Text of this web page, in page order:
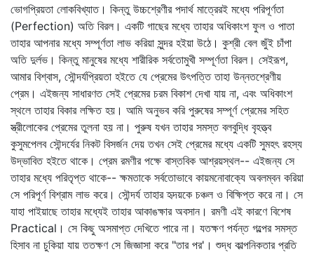
ভোগপ্রিয়তা লোকবিখ্যাত। কিন্তু উচ্চশ্রেণীর পদার্থ মাত্রেরই মধ্যে পরিপূর্ণতা
(Perfection) অতি বিরল। একটি গাছের মধ্যে তাহার অধিকাংশ ফুল ও পাতা
তাহার আপনার মধ্যে সম্পূর্ণতা লাভ করিয়া সুন্দর হইয়া উঠে। কুশ্রী বেল জুঁই চাঁপা
অতি দুর্লভ। কিন্তু মানুষের মধ্যে শারীরিক সর্বতোমুখী সম্পূর্ণতা বিরল। সেইরূপ,
আমার বিশ্বাস, সৌন্দর্যপ্রিয়তা হইতে যে প্রেমের উৎপত্তি তাহা উন্নতশ্রেণীয়
প্রেম। এইজন্য সাধারণত সেই প্রেমের চরম বিকাশ দেখা যায় না, এবং অধিকাংশ
স্থলে তাহার বিকার লক্ষিত হয়। আমি অনুভব করি পুরুষের সম্পূর্ণ প্রেমের সহিত
স্ত্রীলোকের প্রেমের তুলনা হয় না। পুরুষ যখন তাহার সমস্ত বলবুদ্ধি বৃহত্ত্ব
কুসুমপেলব সৌন্দর্যের নিকট বিসর্জন দেয় তখন সেই প্রেমের মধ্যে একটি সুমহৎ রহস্য
উদ্ভাবিত হইতে থাকে। প্রেম রমণীর পক্ষে বাস্তবিক আশ্রয়স্থল-- এইজন্য সে
তাহার মধ্যে পরিতৃপ্ত থাকে-- ক্ষমতাকে সর্বতোভাবে কায়মনোবাক্যে অবলম্বন করিয়া
সে পরিপূর্ণ বিশ্রাম লাভ করে। সৌন্দর্য তাহার হৃদয়কে চঞ্চল ও বিক্ষিপ্ত করে না। সে
যাহা পাইয়াছে তাহার মধ্যেই তাহার আকাঙক্ষার অবসান। রমণী এই কারণে বিশেষ
Practical। সে কিছু অসমাপ্ত দেখিতে পারে না। যতক্ষণ পর্যন্ত গল্পের সমস্ত
হিসাব না চুকিয়া যায় ততক্ষণ সে জিজ্ঞাসা করে "তার পর'। শুদ্ধ কাল্পনিকতার প্রতি